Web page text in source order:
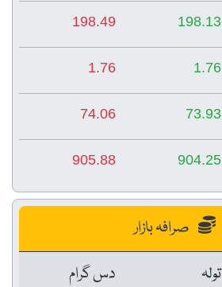
198.13
198.49
1.76
1.76
73.93
74.06
904.25
905.88
صرافہ بازار
تولہ
دس گرام